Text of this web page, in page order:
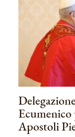
Ecumenico
Apostoli